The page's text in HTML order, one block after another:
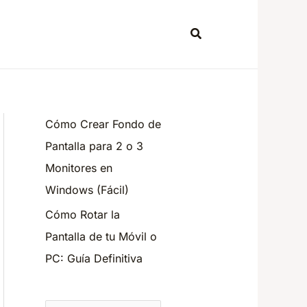
Search
Cómo Crear Fondo de
Pantalla para 2 o 3
Monitores en
Windows (Fácil)
Cómo Rotar la
Pantalla de tu Móvil o
PC: Guía Definitiva